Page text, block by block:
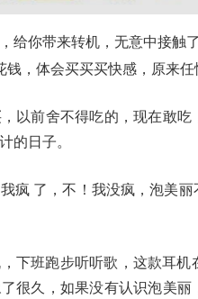
给你带来转机，无意中接触
，体会买买买快感，原来任
以前舍不得吃的，现在敢
的日子。
疯 了，不！我没疯，泡美
下班跑步听听歌，这款耳机
很久，如果没有认识泡美